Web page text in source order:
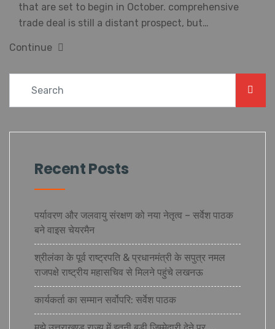
that are set to begin in October. comprehensive
trade deal is still a distant prospect, but…
Continue
Recent Posts
पर्यावरण और जलवायु संरक्षण को नया नेतृत्व – सर्वेश पाठक
बने वाइस चेयरमैन
श्रीलंका के पूर्व राष्ट्रपति & प्रधानमंत्री के सपुत्र नमल
राजपक्षे राष्ट्रीय महासचिव से मिलने पहुंचे लखनऊ
कार्यकर्ता का सम्मान सर्वोपरि: सर्वेश पाठक